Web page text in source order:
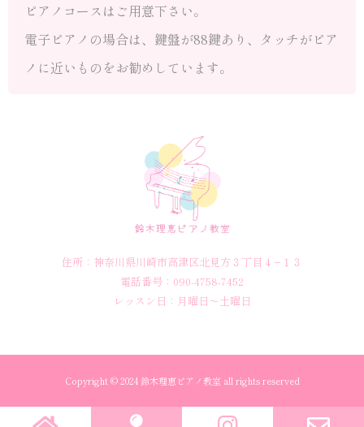
ピアノコースはご用意下さい。
電子ピアノの場合は、鍵盤が88鍵あり、タッチがピア
ノに近いものをお勧めしています。
住所：神奈川県川崎市高津区北見方３丁目４−１３
電話番号：090-4758-7452
レッスン日：月曜日～土曜日
Copyright © 2024 鈴木理恵ピアノ教室 all rights reserved